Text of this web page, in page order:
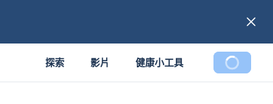
探索 影片 健康小工具